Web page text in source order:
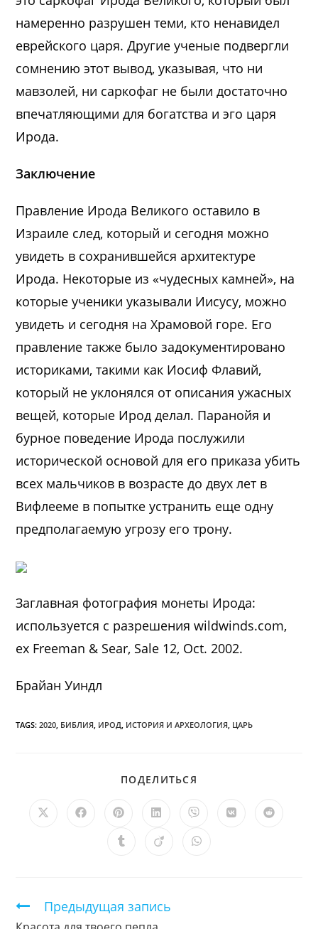
намеренно разрушен теми, кто ненавидел
еврейского царя. Другие ученые подвергли
сомнению этот вывод, указывая, что ни
мавзолей, ни саркофаг не были достаточно
впечатляющими для богатства и эго царя
Ирода.
Заключение
Правление Ирода Великого оставило в
Израиле след, который и сегодня можно
увидеть в сохранившейся архитектуре
Ирода. Некоторые из «чудесных камней», на
которые ученики указывали Иисусу, можно
увидеть и сегодня на Храмовой горе. Его
правление также было задокументировано
историками, такими как Иосиф Флавий,
который не уклонялся от описания ужасных
вещей, которые Ирод делал. Паранойя и
бурное поведение Ирода послужили
исторической основой для его приказа убить
всех мальчиков в возрасте до двух лет в
Вифлееме в попытке устранить еще одну
предполагаемую угрозу его трону.
Заглавная фотография монеты Ирода:
используется с разрешения wildwinds.com,
ex Freeman & Sear, Sale 12, Oct. 2002.
Брайан Уиндл
TAGS:2020 БИБЛИЯ ИРОД ИСТОРИЯ И АРХЕОЛОГИЯ ЦАРЬ
ПОДЕЛИТЬСЯ
Открывается
Открывается
новом
Открывается
в
новом
Открывается
новом
Открывается
новом
Открывается
Открывается
ОткрываетсяОткрывается
Продолжить
чтение
Предыдущая запись